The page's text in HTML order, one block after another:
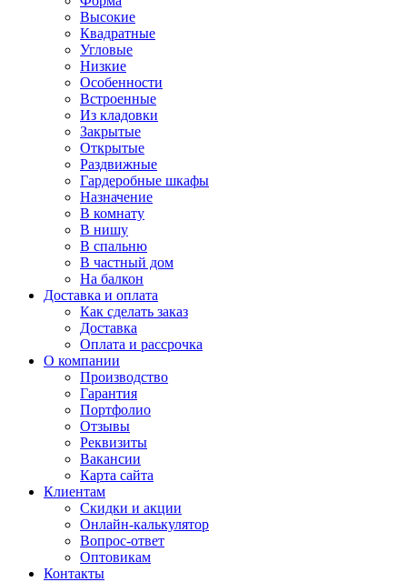
Высокие
Квадратные
Угловые
Низкие
Особенности
Встроенные
Из кладовки
Закрытые
Открытые
Раздвижные
Гардеробные шкафы
Назначение
В комнату
В нишу
В спальню
В частный дом
На балкон
Доставка и оплата
Как сделать заказ
Доставка
Оплата и рассрочка
О компании
Производство
Гарантия
Портфолио
Отзывы
Реквизиты
Вакансии
Карта сайта
Клиентам
Скидки и акции
Онлайн-калькулятор
Вопрос-ответ
Оптовикам
Контакты